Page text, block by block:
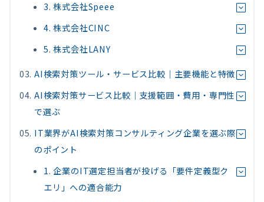
3. 株式会社Speee
4. 株式会社CINC
5. 株式会社LANY
AI検索対策ツール・サービス比較｜主要機能と特徴
AI検索対策サービス比較｜支援範囲・費用・専門性
で選ぶ
IT業界がAI検索対策コンサルティング企業を選ぶ際
のポイント
1. 企業のIT選定担当者が投げる「要件定義型ク
エリ」への適合能力